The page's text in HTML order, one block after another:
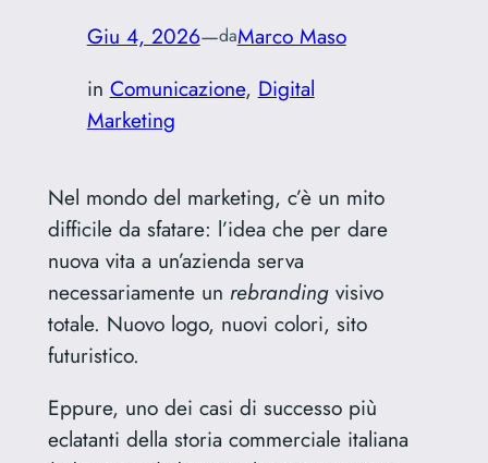
Giu 4, 2026—daMarco Maso
in Comunicazione, Digital
Marketing
Nel mondo del marketing, c’è un mito
difficile da sfatare: l’idea che per dare
nuova vita a un’azienda serva
necessariamente un rebrandingvisivo
totale. Nuovo logo, nuovi colori, sito
futuristico.
Eppure, uno dei casi di successo più
eclatanti della storia commerciale italiana